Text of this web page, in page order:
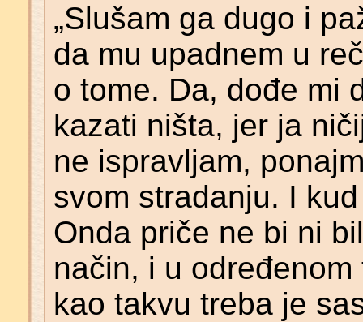
„Slušam ga dugo i
da mu upadnem u
o tome. Da, dođe mi
kazati ništa, jer ja
ne ispravljam,
svom stradanju. I
Onda priče ne bi ni
način, i u
kao takvu treba je